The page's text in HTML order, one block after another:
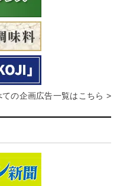
ての企画広告一覧はこちら >